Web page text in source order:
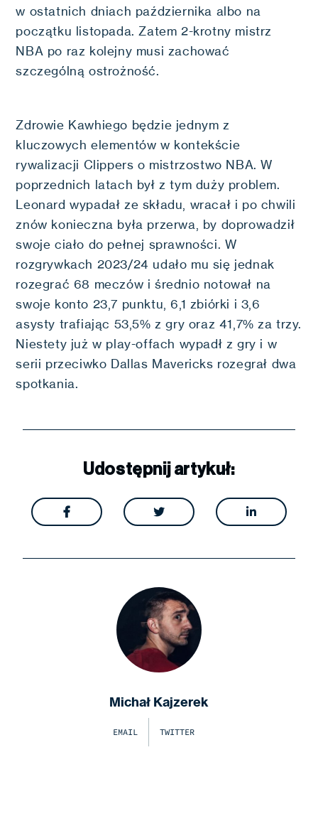
w ostatnich dniach października albo na
początku listopada. Zatem 2-krotny mistrz
NBA po raz kolejny musi zachować
szczególną ostrożność.
Zdrowie Kawhiego będzie jednym z
kluczowych elementów w kontekście
rywalizacji Clippers o mistrzostwo NBA. W
poprzednich latach był z tym duży problem.
Leonard wypadał ze składu, wracał i po chwili
znów konieczna była przerwa, by doprowadził
swoje ciało do pełnej sprawności. W
rozgrywkach 2023/24 udało mu się jednak
rozegrać 68 meczów i średnio notował na
swoje konto 23,7 punktu, 6,1 zbiórki i 3,6
asysty trafiając 53,5% z gry oraz 41,7% za trzy.
Niestety już w play-offach wypadł z gry i w
serii przeciwko Dallas Mavericks rozegrał dwa
spotkania.
Udostępnij artykuł:
  
Michał Kajzerek
EMAIL TWITTER